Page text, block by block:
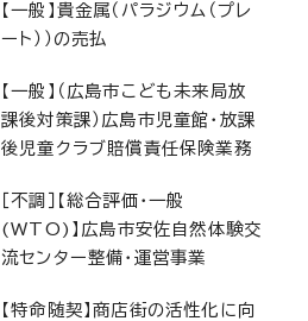
【一般】貴金属（パラジウム（プレ
ート））の売払
【一般】（広島市こども未来局放
課後対策課）広島市児童館・放課
後児童クラブ賠償責任保険業務
［不調］【総合評価・一般
(WTO)】広島市安佐自然体験交
流センター整備・運営事業
【特命随契】商店街の活性化に向